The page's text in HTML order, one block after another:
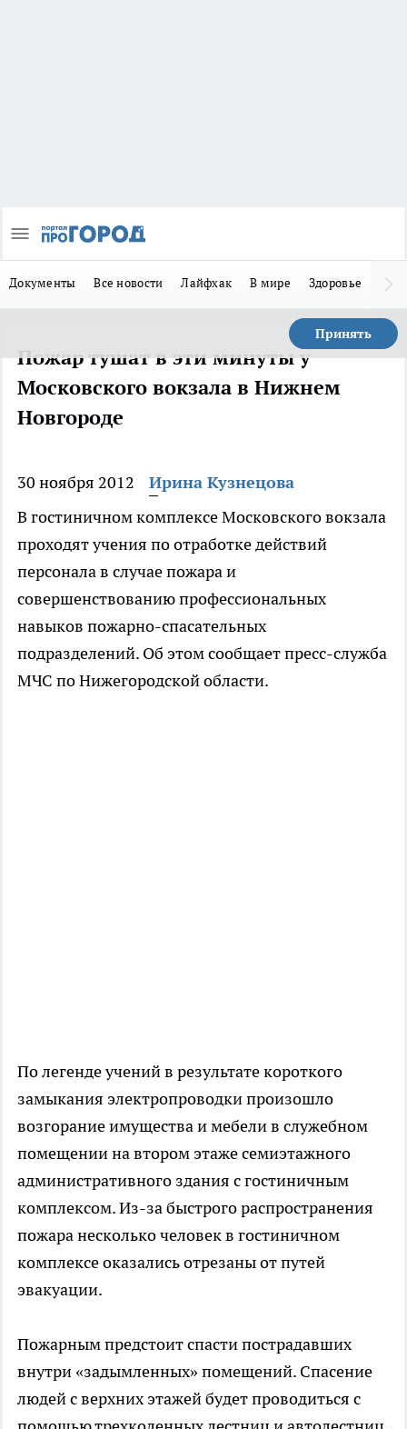
Документы Все новости Лайфхак В мире Здоровье
Принять
Пожар тушат в эти минуты у
Московского вокзала в Нижнем
Новгороде
30 ноября 2012
Ирина Кузнецова
В гостиничном комплексе Московского вокзала
проходят учения по отработке действий
персонала в случае пожара и
совершенствованию профессиональных
навыков пожарно-спасательных
подразделений. Об этом сообщает пресс-служба
МЧС по Нижегородской области.
По легенде учений в результате короткого
замыкания электропроводки произошло
возгорание имущества и мебели в служебном
помещении на втором этаже семиэтажного
административного здания с гостиничным
комплексом. Из-за быстрого распространения
пожара несколько человек в гостиничном
комплексе оказались отрезаны от путей
эвакуации.
Пожарным предстоит спасти пострадавших
внутри «задымленных» помещений. Спасение
людей с верхних этажей будет проводиться с